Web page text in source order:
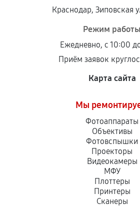
Краснодар, Зиповская
Режим работы
Ежедневно, с 10:00
Приём заявок
Карта сайта
Мы
Фотоаппараты
Объективы
Фотовспышки
Проекторы
Видеокамеры
МФУ
Плоттеры
Принтеры
Сканеры